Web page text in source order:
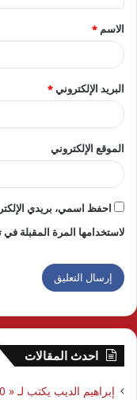
ق
*
الاسم *
البريد الإلكتروني*
الموقع الإلكتروني
احفظ اسمي، بريدي
لاستخدامها المرة المقبلة في
احدث المقالات
إبراهيم الديب يكتب لـ « 30 يوم : حدث في الزمالك